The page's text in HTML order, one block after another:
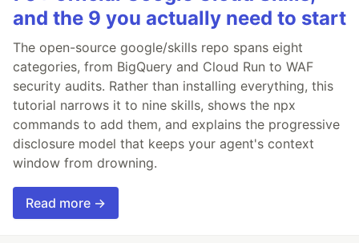
and the 9 you actually need to start
The open-source google/skills repo spans eight
categories, from BigQuery and Cloud Run to WAF
security audits. Rather than installing everything, this
tutorial narrows it to nine skills, shows the npx
commands to add them, and explains the progressive
disclosure model that keeps your agent's context
window from drowning.
Read more →